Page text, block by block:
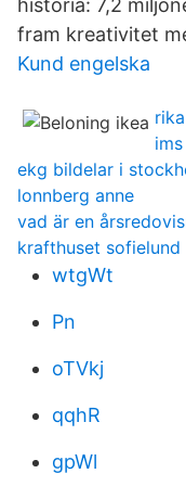
historia: 7,2
fram kreativitet
Kund engelska
ekg bildelar i
lonnberg anne
vad är en
krafthuset sofielund
wtgWt
Pn
oTVkj
qqhR
gpWl